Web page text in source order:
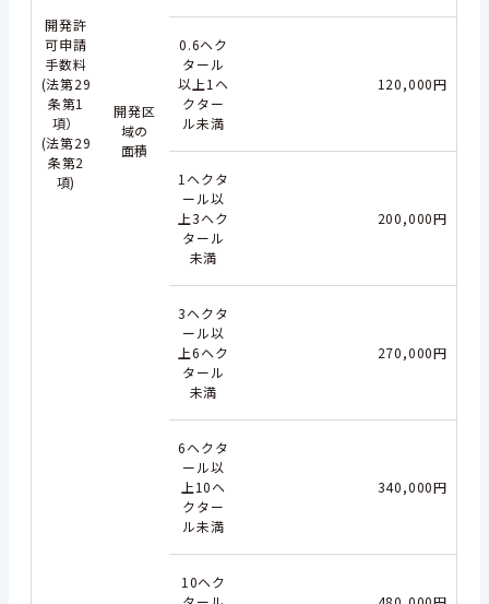
開発許
可申請
手数料
(法第29
条第1
項）
(法第29
条第2
項)
開発区
域の
面積
0.6ヘク
タール
以上1ヘ
クター
ル未満
120,000円
1ヘクタ
ール以
上3ヘク
タール
未満
200,000円
3ヘクタ
ール以
上6ヘク
タール
未満
270,000円
6ヘクタ
ール以
上10ヘ
クター
ル未満
340,000円
10ヘク